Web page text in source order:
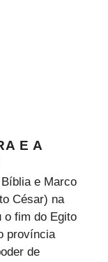
E A
e Marco
César) na
o fim do Egito
província
de